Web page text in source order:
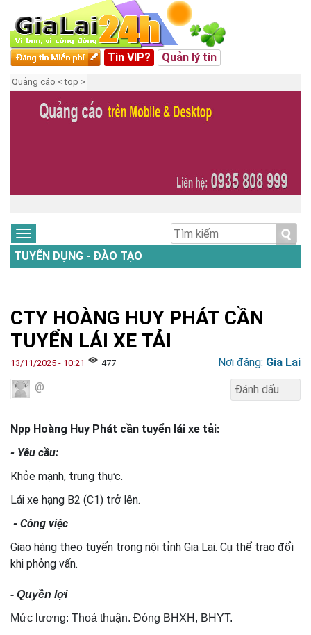
Tin VIP? Quản lý tin
Quảng cáo < top >
TUYỂN DỤNG - ĐÀO TẠO
CTY HOÀNG HUY PHÁT CẦN
TUYỂN LÁI XE TẢI
13/11/2025 - 10:21 477 Nơi đăng: Gia Lai
@
Npp Hoàng Huy Phát cần tuyển lái xe tải:
- Yêu cầu:
Khỏe mạnh, trung thực.
Lái xe hạng B2 (C1) trở lên.
- Công việc
Giao hàng theo tuyến trong nội tỉnh Gia Lai. Cụ thể trao đổi
khi phỏng vấn.
- Quyền lợi
Mức lương: Thoả thuận. Đóng BHXH, BHYT.